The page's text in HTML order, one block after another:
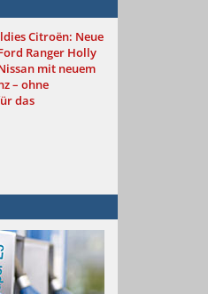
Citroën: Neue
Ranger Holly
mit neuem
– ohne
das